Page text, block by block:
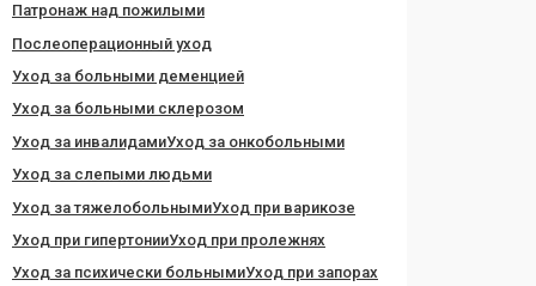
Патронаж над пожилыми
Послеоперационный уход
Уход за больными деменцией
Уход за больными склерозом
Уход за инвалидамиУход за онкобольными
Уход за слепыми людьми
Уход за тяжелобольнымиУход при варикозе
Уход при гипертонииУход при пролежнях
Уход за психически больнымиУход при запорах